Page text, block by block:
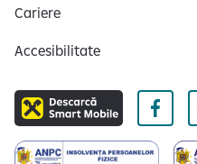
Cariere
Accesibilitate